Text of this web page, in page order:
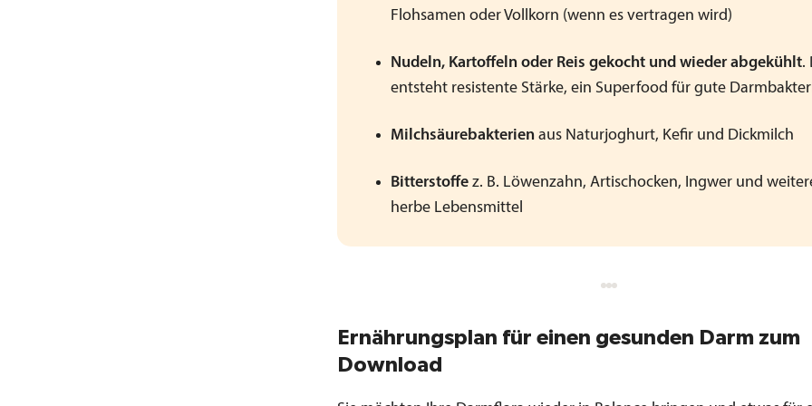
Flohsamen oder Vollkorn (wenn es vertragen wird)
Nudeln, Kartoffeln oder Reis gekocht und wieder abgekühlt.
entsteht resistente Stärke, ein Superfood für gute
Milchsäurebakterien aus Naturjoghurt, Kefir und Dickmilch
Bitterstoffe z. B. Löwenzahn, Artischocken, Ingwer und
herbe Lebensmittel
Ernährungsplan für einen gesunden Darm zum
Download